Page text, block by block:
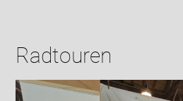
Radtouren